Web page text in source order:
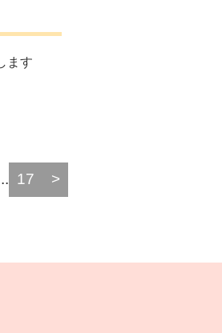
ます
17 >